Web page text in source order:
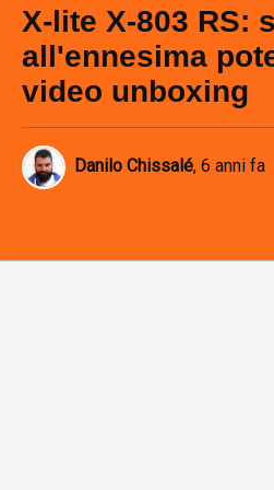
X-lite X-803 RS:
all'ennesima
video unboxing
Danilo Chissalé, 6 anni fa